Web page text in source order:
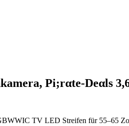
Pi;rαtе-Dеαls
TV LED Streifen für 55–65